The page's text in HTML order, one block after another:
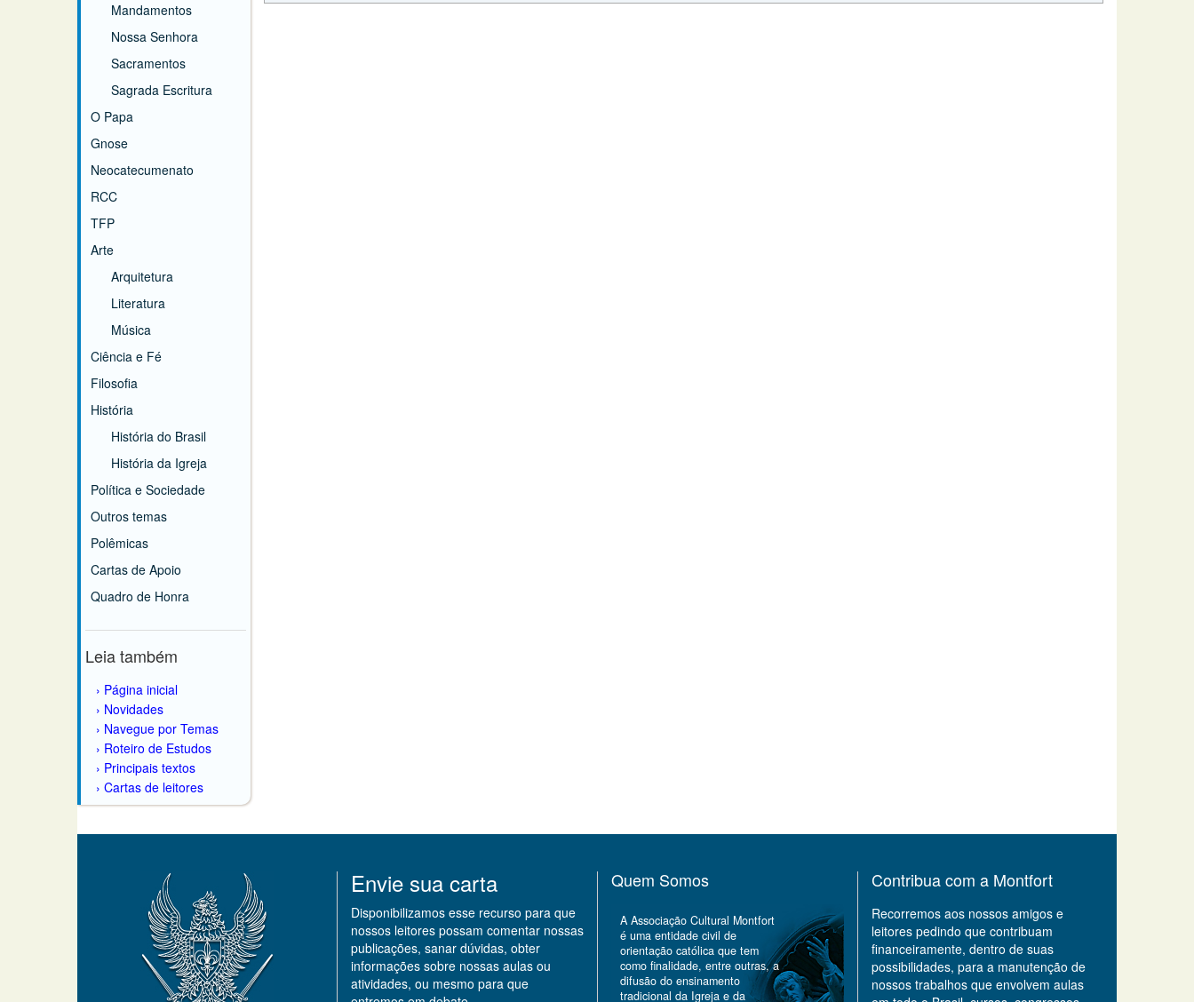
Mandamentos
Nossa Senhora
Sacramentos
Sagrada Escritura
O Papa
Gnose
Neocatecumenato
RCC
TFP
Arte
Arquitetura
Literatura
Música
Ciência e Fé
Filosofia
História
História do Brasil
História da Igreja
Política e Sociedade
Outros temas
Polêmicas
Cartas de Apoio
Quadro de Honra
Leia também
Página inicial
Novidades
Navegue por Temas
Roteiro de Estudos
Principais textos
Cartas de leitores
Envie sua carta
Disponibilizamos esse recurso para que
nossos leitores possam comentar nossas
publicações, sanar dúvidas, obter
informações sobre nossas aulas ou
atividades, ou mesmo para que
Quem Somos
A Associação Cultural Montfort
é uma entidade civil de
orientação católica que tem
como finalidade, entre outras, a
difusão do ensinamento
tradicional da Igreja e da
Contribua com a Montfort
Recorremos aos nossos amigos e
leitores pedindo que contribuam
financeiramente, dentro de suas
possibilidades, para a manutenção de
nossos trabalhos que envolvem aulas